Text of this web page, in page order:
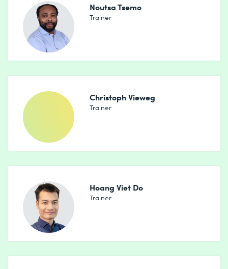
Noutsa Tsemo
Trainer
Christoph Vieweg
Trainer
Hoang Viet Do
Trainer